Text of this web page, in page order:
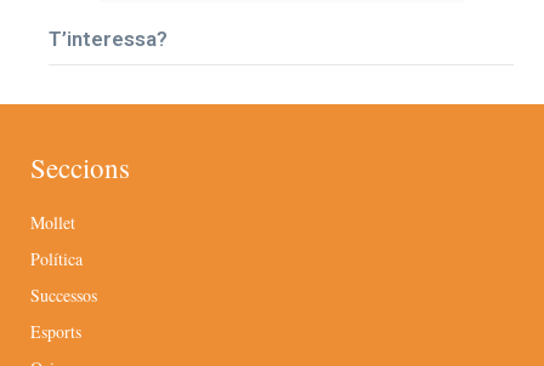
T’interessa?
Seccions
Mollet
Política
Successos
Esports